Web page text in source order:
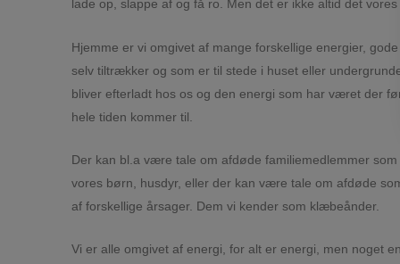
lade op, slappe af og få ro. Men det er ikke altid det vores
Hjemme er vi omgivet af mange forskellige energier, gode
selv tiltrækker og som er til stede i huset eller
bliver efterladt hos os og den energi som har været der
hele tiden kommer til.
Der kan bl.a være tale om afdøde familiemedlemmer
vores børn, husdyr, eller der kan være tale om afdøde
af forskellige årsager. Dem vi kender som klæbeånder.
Vi er alle omgivet af energi, for alt er energi, men noget